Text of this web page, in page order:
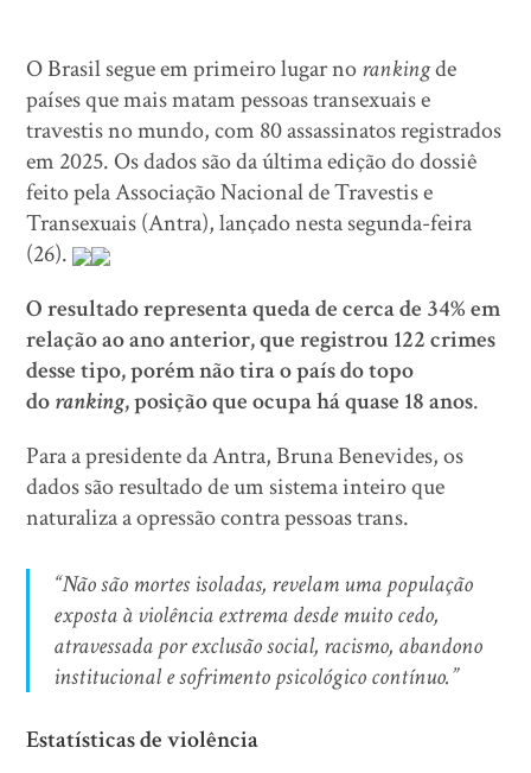
O Brasil segue em primeiro lugar norankingde
países que mais matam pessoas transexuais e
travestis no mundo, com 80 assassinatos registrados
em 2025. Os dados são da última edição do dossiê
feito pela Associação Nacional de Travestis e
Transexuais (Antra), lançado nesta segunda-feira
(26).
O resultado representa queda de cerca de 34% em
relação ao ano anterior, que registrou 122 crimes
desse tipo, porém não tira o país do topo
doranking, posição que ocupa há quase 18 anos.
Para a presidente da Antra, Bruna Benevides, os
dados são resultado de um sistema inteiro que
naturaliza a opressão contra pessoas trans.
“Não são mortes isoladas, revelam uma população
exposta à violência extrema desde muito cedo,
atravessada por exclusão social, racismo, abandono
institucional e sofrimento psicológico contínuo.”
Estatísticas de violência